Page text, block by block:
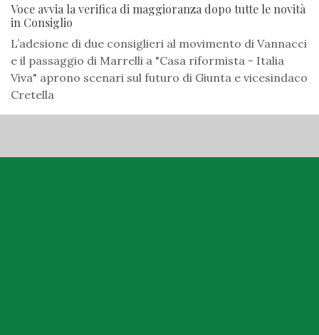
Voce avvia la verifica di maggioranza dopo tutte le novità
in Consiglio
L’adesione di due consiglieri al movimento di Vannacci
e il passaggio di Marrelli a "Casa riformista - Italia
Viva" aprono scenari sul futuro di Giunta e vicesindaco
Cretella